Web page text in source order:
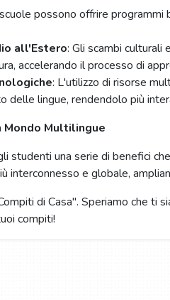
possono offrire
all'Estero: Gli scambi
accelerando il processo di
: L'utilizzo di risorse
delle lingue, rendendolo più
Mondo Multilingue
studenti una serie di benefici
interconnesso e globale,
di Casa". Speriamo che
compiti!